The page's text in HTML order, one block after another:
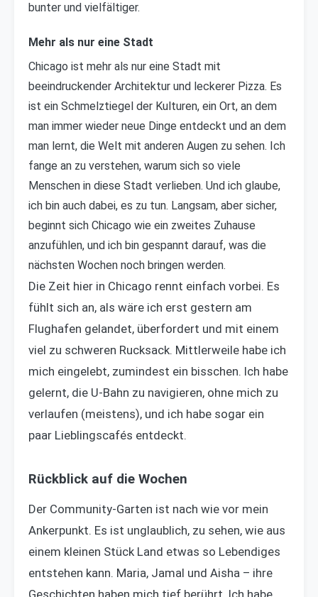
bunter und vielfältiger.
Mehr als nur eine Stadt
Chicago ist mehr als nur eine Stadt mit
beeindruckender Architektur und leckerer Pizza. Es
ist ein Schmelztiegel der Kulturen, ein Ort, an dem
man immer wieder neue Dinge entdeckt und an dem
man lernt, die Welt mit anderen Augen zu sehen. Ich
fange an zu verstehen, warum sich so viele
Menschen in diese Stadt verlieben. Und ich glaube,
ich bin auch dabei, es zu tun. Langsam, aber sicher,
beginnt sich Chicago wie ein zweites Zuhause
anzufühlen, und ich bin gespannt darauf, was die
nächsten Wochen noch bringen werden.
Die Zeit hier in Chicago rennt einfach vorbei. Es
fühlt sich an, als wäre ich erst gestern am
Flughafen gelandet, überfordert und mit einem
viel zu schweren Rucksack. Mittlerweile habe ich
mich eingelebt, zumindest ein bisschen. Ich habe
gelernt, die U-Bahn zu navigieren, ohne mich zu
verlaufen (meistens), und ich habe sogar ein
paar Lieblingscafés entdeckt.
Rückblick auf die Wochen
Der Community-Garten ist nach wie vor mein
Ankerpunkt. Es ist unglaublich, zu sehen, wie aus
einem kleinen Stück Land etwas so Lebendiges
entstehen kann. Maria, Jamal und Aisha – ihre
Geschichten haben mich tief berührt. Ich habe